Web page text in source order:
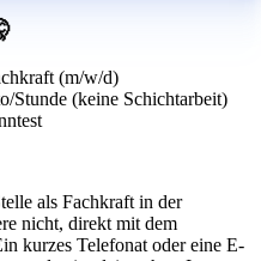
(m/w/d)
Stunde (keine Schichtarbeit)
als Fachkraft in der
nicht, direkt mit dem
kurzes Telefonat oder eine E-